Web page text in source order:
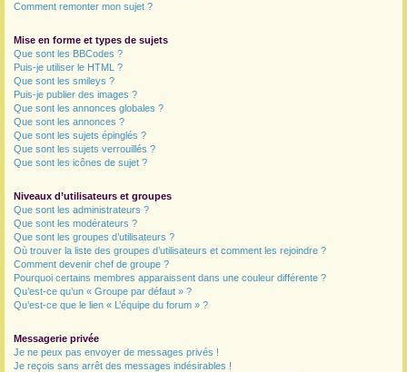
Comment remonter mon sujet ?
Mise en forme et types de sujets
Que sont les BBCodes ?
Puis-je utiliser le HTML ?
Que sont les smileys ?
Puis-je publier des images ?
Que sont les annonces globales ?
Que sont les annonces ?
Que sont les sujets épinglés ?
Que sont les sujets verrouillés ?
Que sont les icônes de sujet ?
Niveaux d’utilisateurs et groupes
Que sont les administrateurs ?
Que sont les modérateurs ?
Que sont les groupes d’utilisateurs ?
Où trouver la liste des groupes d’utilisateurs et comment les rejoindre ?
Comment devenir chef de groupe ?
Pourquoi certains membres apparaissent dans une couleur différente ?
Qu’est-ce qu’un « Groupe par défaut » ?
Qu’est-ce que le lien « L’équipe du forum » ?
Messagerie privée
Je ne peux pas envoyer de messages privés !
Je reçois sans arrêt des messages indésirables !